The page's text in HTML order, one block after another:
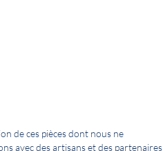
de ces pièces dont nous ne
avec des artisans et des partenaires